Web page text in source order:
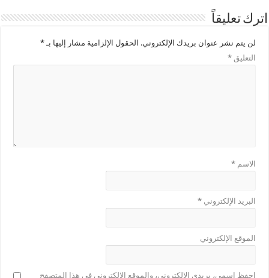
اترك تعليقاً
لن يتم نشر عنوان بريدك الإلكتروني. الحقول الإلزامية مشار إليها بـ*
التعليق*
الاسم*
البريد الإلكتروني*
الموقع الإلكتروني
احفظ اسمي، بريدي الإلكتروني، والموقع الإلكتروني في هذا المتصفح